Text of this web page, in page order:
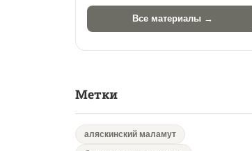
Все материалы →
Метки
аляскинский маламут